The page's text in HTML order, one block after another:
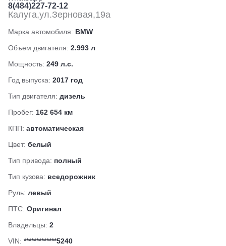
8(484)227-72-12
Калуга,ул.Зерновая,19а
Марка автомобиля: BMW
Объем двигателя: 2.993 л
Мощность: 249 л.с.
Год выпуска: 2017 год
Тип двигателя: дизель
Пробег: 162 654 км
КПП: автоматическая
Цвет: белый
Тип привода: полный
Тип кузова: вседорожник
Руль: левый
ПТС: Оригинал
Владельцы: 2
VIN: *************5240